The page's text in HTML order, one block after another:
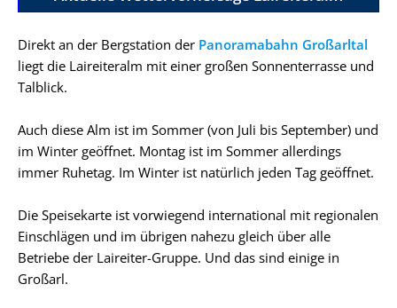
Direkt an der Bergstation der Panoramabahn Großarltal
liegt die Laireiteralm mit einer großen Sonnenterrasse und
Talblick.
Auch diese Alm ist im Sommer (von Juli bis September) und
im Winter geöffnet. Montag ist im Sommer allerdings
immer Ruhetag. Im Winter ist natürlich jeden Tag geöffnet.
Die Speisekarte ist vorwiegend international mit regionalen
Einschlägen und im übrigen nahezu gleich über alle
Betriebe der Laireiter-Gruppe. Und das sind einige in
Großarl.